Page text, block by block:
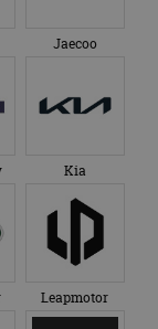
Jaecoo
Kia
Leapmotor